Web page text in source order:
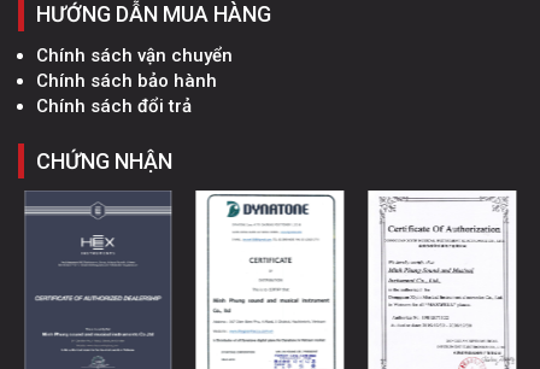
HƯỚNG DẪN MUA HÀNG
Chính sách vận chuyển
Chính sách bảo hành
Chính sách đổi trả
CHỨNG NHẬN